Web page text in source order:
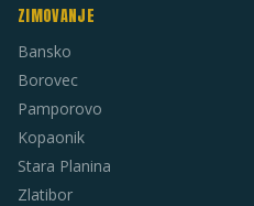
ZIMOVANJE
Bansko
Borovec
Pamporovo
Kopaonik
Stara Planina
Zlatibor